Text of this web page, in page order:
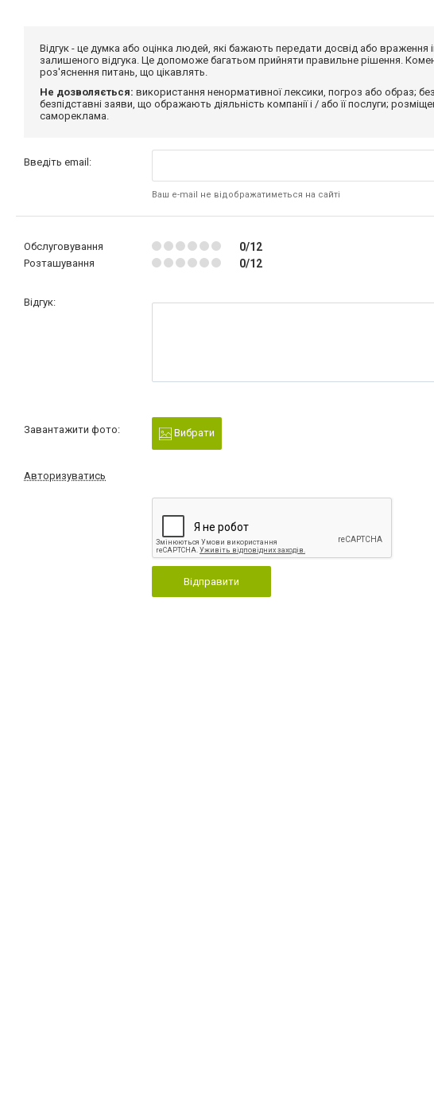
Відгук - це думка або оцінка людей, які бажають передати досвід або
залишеного відгука. Це допоможе багатьом прийняти правильне рішення.
роз'яснення питань, що цікавлять.
Не дозволяється: використання ненормативної лексики, погроз або образ;
безпідставні заяви, що ображають діяльність компанії і / або її послуги;
самореклама.
Введіть email:
Ваш e-mail не відображатиметься на сайті
Обслуговування 0/12
Розташування 0/12
Відгук:
Завантажити фото: Вибрати
Авторизуватись
Відправити